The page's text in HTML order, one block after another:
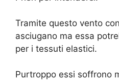
Tramite questo vento
asciugano ma essa
per i tessuti elastici.
Purtroppo essi soffrono